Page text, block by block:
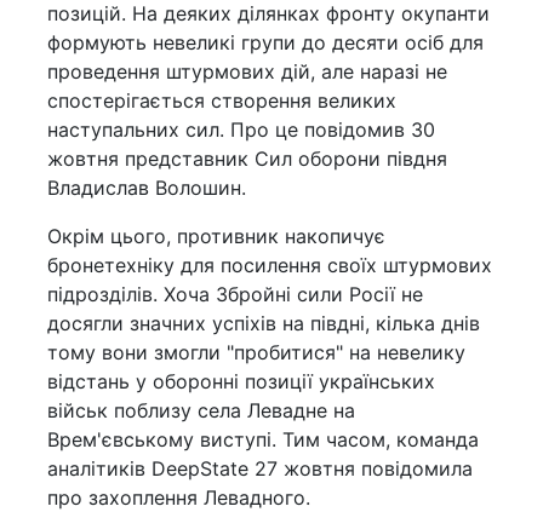
позицій. На деяких ділянках фронту окупанти
формують невеликі групи до десяти осіб для
проведення штурмових дій, але наразі не
спостерігається створення великих
наступальних сил. Про це повідомив 30
жовтня представник Сил оборони півдня
Владислав Волошин.
Окрім цього, противник накопичує
бронетехніку для посилення своїх штурмових
підрозділів. Хоча Збройні сили Росії не
досягли значних успіхів на півдні, кілька днів
тому вони змогли "пробитися" на невелику
відстань у оборонні позиції українських
військ поблизу села Левадне на
Врем'євському виступі. Тим часом, команда
аналітиків DeepState 27 жовтня повідомила
про захоплення Левадного.